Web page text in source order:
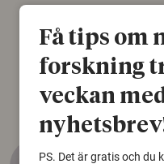
från
Få tips om
forskning
veckan
PS. Det är gratis och du